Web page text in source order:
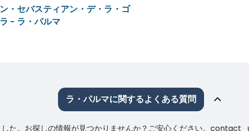
・セバスティアン・デ・ラ・ゴ
- ラ・パルマ
ラ・パルマに関するよくある質問
た。お探しの情報が見つかりませんか？ご安心ください。